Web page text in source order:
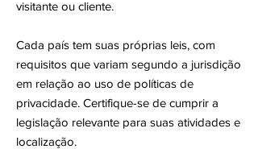
visitante ou cliente.
Cada país tem suas próprias leis, com
requisitos que variam segundo a jurisdição
em relação ao uso de políticas de
privacidade. Certifique-se de cumprir a
legislação relevante para suas atividades e
localização.